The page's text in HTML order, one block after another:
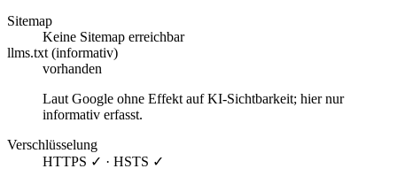
Sitemap
Keine Sitemap erreichbar
llms.txt (informativ)
vorhanden
Laut Google ohne Effekt auf KI-Sichtbarkeit; hier nur
informativ erfasst.
Verschlüsselung
HTTPS ✓ · HSTS ✓